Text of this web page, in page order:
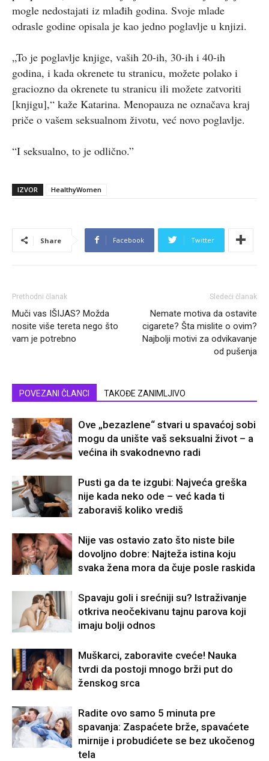
mogle nedostajati iz mlađih godina. Svoje mlade
odrasle godine opisala je kao jedno poglavlje u knjizi.
„To je poglavlje knjige, vaših 20-ih, 30-ih i 40-ih
godina, i kada okrenete tu stranicu, možete polako i
graciozno da okrenete tu stranicu ili možete zatvoriti
[knjigu],“ kaže Katarina. Menopauza ne označava kraj
priče o vašem seksualnom životu, već novo poglavlje.
“I seksualno, to je odlično.”
IZVOR HealthyWomen
Share Facebook Twitter
Prethodni članak
Muči vas IŠIJAS? Možda
nosite više tereta nego što
vam je potrebno
Sledeći članak
Nemate motiva da ostavite
cigarete? Šta mislite o ovim?
Najbolji motivi za odvikavanje
od pušenja
POVEZANI ČLANCI TAKOĐE ZANIMLJIVO
Ove „bezazlene“ stvari u spavaćoj sobi
mogu da unište vaš seksualni život – a
većina ih svakodnevno radi
Pusti ga da te izgubi: Najveća greška
nije kada neko ode – već kada ti
zaboraviš koliko vrediš
Nije vas ostavio zato što niste bile
dovoljno dobre: Najteža istina koju
svaka žena mora da čuje posle raskida
Spavaju goli i srećniji su? Istraživanje
otkriva neočekivanu tajnu parova koji
imaju bolji odnos
Muškarci, zaboravite cveće! Nauka
tvrdi da postoji mnogo brži put do
ženskog srca
Radite ovo samo 5 minuta pre
spavanja: Zaspaćete brže, spavaćete
mirnije i probudićete se bez ukočenog
tela